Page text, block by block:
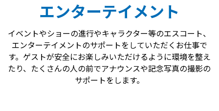
エンターテイメント
イベントやショーの進行やキャラクター等のエスコート、
エンターテイメントのサポートをしていただくお仕事で
す。ゲストが安全にお楽しみいただけるように環境を整え
たり、たくさんの人の前でアナウンスや記念写真の撮影の
サポートをします。